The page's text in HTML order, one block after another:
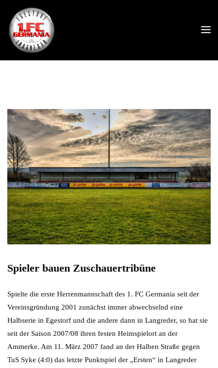
Spieler bauen Zuschauertribüne
Spielte die erste Herrenmannschaft des 1. FC Germania seit der
Vereinsgründung 2001 zunächst immer abwechselnd eine
Halbserie in Egestorf und die andere dann in Langreder, so hat sie
seit der Saison 2007/08 ihren festen Heimspielort an der
Ammerke. Am 11. März 2007 fand an der Halben Straße gegen
TuS Syke (4:0) das letzte Punktspiel der „Ersten“ in Langreder